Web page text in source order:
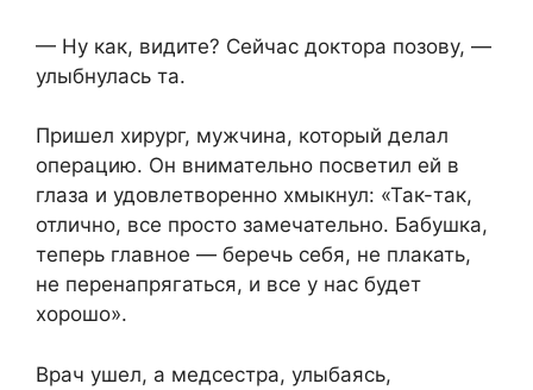
— Ну как, видите? Сейчас доктора позову, —
улыбнулась та.
Пришел хирург, мужчина, который делал
операцию. Он внимательно посветил ей в
глаза и удовлетворенно хмыкнул: «Так-так,
отлично, все просто замечательно. Бабушка,
теперь главное — беречь себя, не плакать,
не перенапрягаться, и все у нас будет
хорошо».
Врач ушел, а медсестра, улыбаясь,